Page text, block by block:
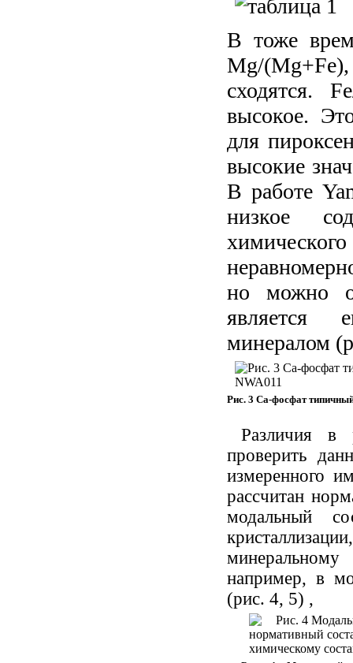
В тоже
Mg/
сходятся.
высокое.
для
высокие
В работе
низкое
но можно
является
минералом
Рис. 3 Са-фосфат
Различия в
проверить
измеренного
рассчитан
модальный
например, в
(рис. 4, 5) ,